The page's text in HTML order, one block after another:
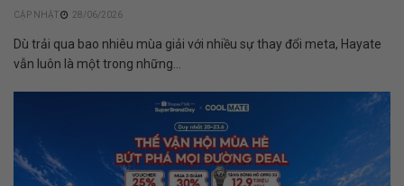
28/06/2026
Dù trải qua bao nhiêu mùa giải với nhiều sự thay đổi meta, Hayate
vẫn luôn là một trong những...